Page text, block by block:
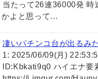
当たって26連36000発 時
かよと思って…
凄いパチンコ台が出るみ
1: 2025/06/09(月)
ID:Kbkati9q0 ハイエナ要